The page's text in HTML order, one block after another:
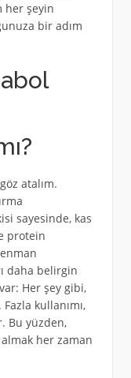
her şeyin
bir adım
atalım.
sayesinde, kas
protein
daha belirgin
Her şey gibi,
kullanımı,
Bu yüzden,
her zaman